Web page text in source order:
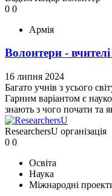
0 0
Армія
Волонтери -
16 липня 2024
Багато учнів з усього
Гарним варіантом є
знають з чого почати та
ResearchersU організація
0 0
Освіта
Наука
Міжнародні